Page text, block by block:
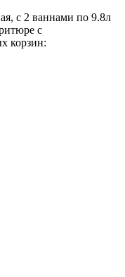
с 2 ваннами по 9.8л
с
корзин: